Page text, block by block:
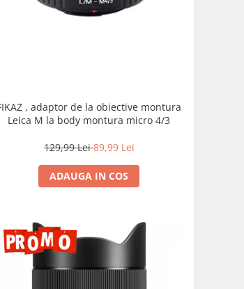
, adaptor de la obiective montura
Leica M la body montura micro 4/3
129,99 Lei89,99 Lei
ADAUGA IN COS